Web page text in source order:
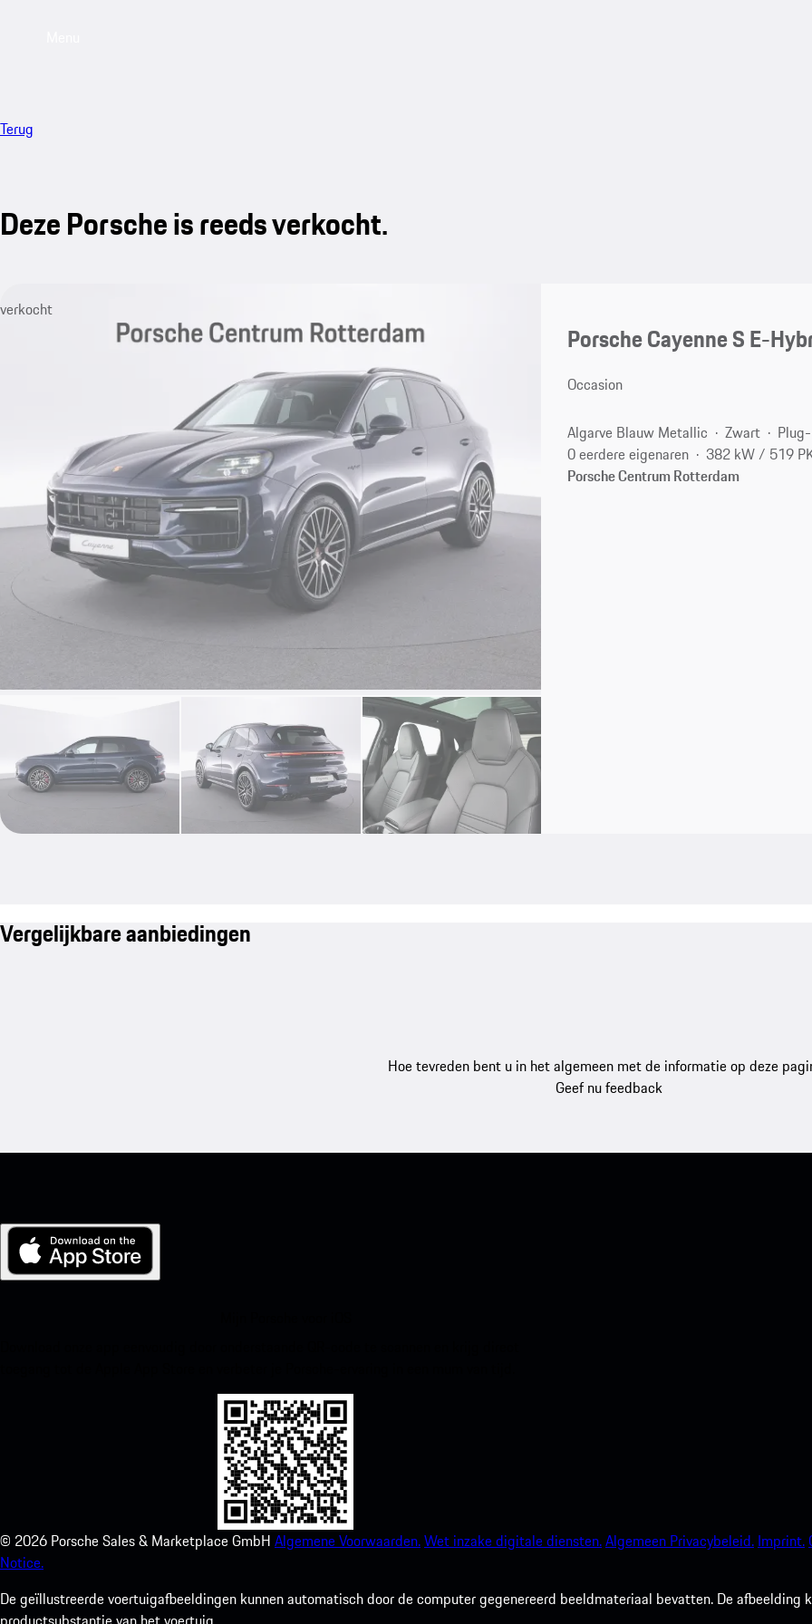
Terug
Deze Porsche is reeds verkocht.
verkocht
Porsche Cayenne S E-
Occasion
Algarve Blauw Metallic Zwart
0 eerdere eigenaren
382 kW / 519
Porsche Centrum Rotterdam
Vergelijkbare aanbiedingen
Hoe tevreden bent u in het algemeen met de informatie op deze
Geef nu feedback
© 2026 Porsche Sales & Marketplace GmbH Algemene Voorwaarden.Wet inzake digitale diensten.Algemeen Privacybeleid. Imprint.
Notice.
De geïllustreerde voertuigafbeeldingen kunnen automatisch door de computer gegenereerd beeldmateriaal bevatten. De